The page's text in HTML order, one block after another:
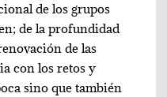
de los grupos
de la profundidad
de las
con los retos y
sino que también